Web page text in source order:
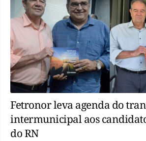
Fetronor leva agenda do
intermunicipal aos
do RN